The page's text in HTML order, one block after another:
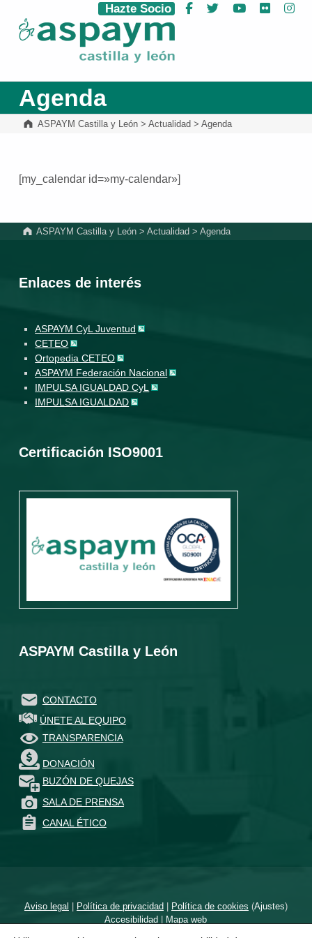
ASPAYM Castilla y León
Hazte Socio Facebook
Twitter YouTube
Flickr
Agenda
ASPAYM Castilla y León> Actualidad > Agenda
[my_calendar id=»my-calendar»]
ASPAYM Castilla y León >Actualidad >Agenda
Enlaces de interés
ASPAYM CyL Juventud
CETEO
Ortopedia CETEO
ASPAYM Federación Nacional
IMPULSA IGUALDAD CyL
IMPULSA IGUALDAD
Certificación ISO9001
ASPAYM Castilla y León
CONTACTO
ÚNETE AL EQUIPO
TRANSPARENCIA
DONACIÓN
BUZÓN DE QUEJAS
SALA DE PRENSA
CANAL ÉTICO
Aviso legal | Política de privacidad| Política de cookies (Ajustes)
Accesibilidad | Mapa web